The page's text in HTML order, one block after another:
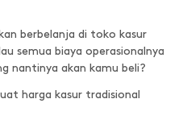
berbelanja di toko kasur
semua biaya operasionalnya
nantinya akan kamu beli?
harga kasur tradisional